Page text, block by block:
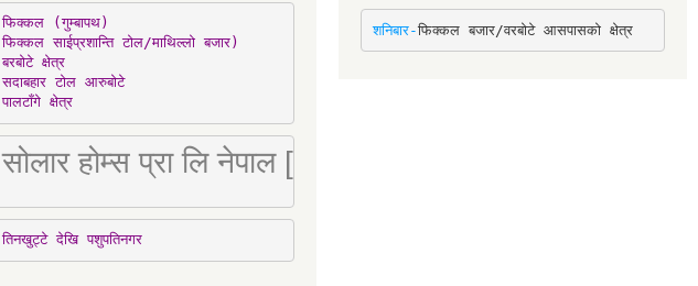
फिक्कल (गुम्बापथ)
फिक्कल साईप्रशान्ति टोल/माथिल्लो बजार)
बरबोटे क्षेत्र
सदाबहार टोल आरुबोटे
पालटाँगे क्षेत्र
सोलार होम्स प्रा लि नेपाल [Mobile : 9851066274]
तिनखुट्टे देखि पशुपतिनगर
शनिबार-फिक्कल बजार/वरबोटे आसपासको क्षेत्र